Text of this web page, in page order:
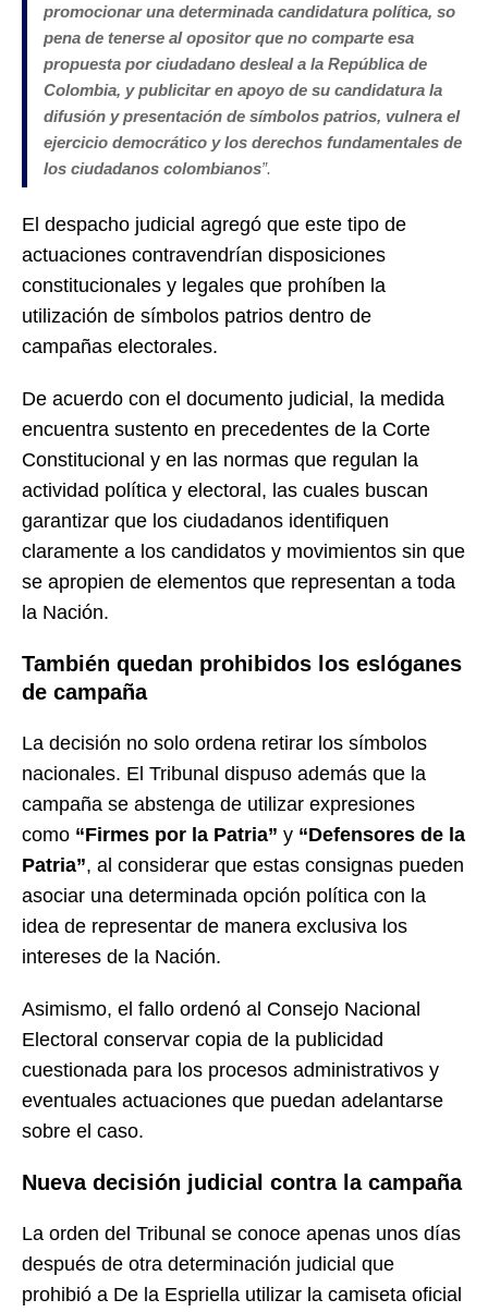
promocionar una determinada candidatura política, so
pena de tenerse al opositor que no comparte esa
propuesta por ciudadano desleal a la República de
Colombia, y publicitar en apoyo de su candidatura la
difusión y presentación de símbolos patrios, vulnera el
ejercicio democrático y los derechos fundamentales de
los ciudadanos colombianos”.
El despacho judicial agregó que este tipo de
actuaciones contravendrían disposiciones
constitucionales y legales que prohíben la
utilización de símbolos patrios dentro de
campañas electorales.
De acuerdo con el documento judicial, la medida
encuentra sustento en precedentes de la Corte
Constitucional y en las normas que regulan la
actividad política y electoral, las cuales buscan
garantizar que los ciudadanos identifiquen
claramente a los candidatos y movimientos sin que
se apropien de elementos que representan a toda
la Nación.
También quedan prohibidos los eslóganes
de campaña
La decisión no solo ordena retirar los símbolos
nacionales. El Tribunal dispuso además que la
campaña se abstenga de utilizar expresiones
como “Firmes por la Patria” y “Defensores de la
Patria”, al considerar que estas consignas pueden
asociar una determinada opción política con la
idea de representar de manera exclusiva los
intereses de la Nación.
Asimismo, el fallo ordenó al Consejo Nacional
Electoral conservar copia de la publicidad
cuestionada para los procesos administrativos y
eventuales actuaciones que puedan adelantarse
sobre el caso.
Nueva decisión judicial contra la campaña
La orden del Tribunal se conoce apenas unos días
después de otra determinación judicial que
prohibió a De la Espriella utilizar la camiseta oficial